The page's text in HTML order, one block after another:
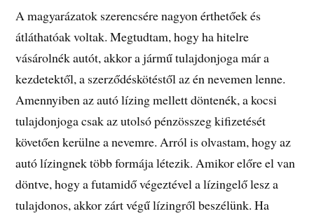
A magyarázatok szerencsére nagyon érthetőek és
átláthatóak voltak. Megtudtam, hogy ha hitelre
vásárolnék autót, akkor a jármű tulajdonjoga már a
kezdetektől, a szerződéskötéstől az én nevemen lenne.
Amennyiben az autó lízing mellett döntenék, a kocsi
tulajdonjoga csak az utolsó pénzösszeg kifizetését
követően kerülne a nevemre. Arról is olvastam, hogy az
autó lízingnek több formája létezik. Amikor előre el van
döntve, hogy a futamidő végeztével a lízingelő lesz a
tulajdonos, akkor zárt végű lízingről beszélünk. Ha